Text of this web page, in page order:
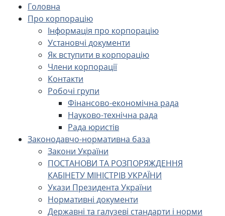
Головна
Про корпорацію
Інформація про корпорацію
Установчі документи
Як вступити в корпорацію
Члени корпорації
Контакти
Робочі групи
Фінансово-економічна рада
Науково-технічна рада
Рада юристів
Законодавчо-нормативна база
Закони України
ПОСТАНОВИ ТА РОЗПОРЯЖДЕННЯ
КАБІНЕТУ МІНІСТРІВ УКРАЇНИ
Укази Президента України
Нормативні документи
Державні та галузеві стандарти і норми